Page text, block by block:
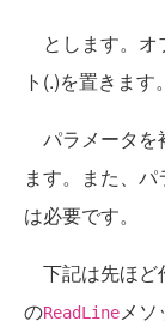
とします。オ
ト(.)を置きます。
パラメータを
ます。また、
は必要です。
下記は先ほど
のReadLineメソ